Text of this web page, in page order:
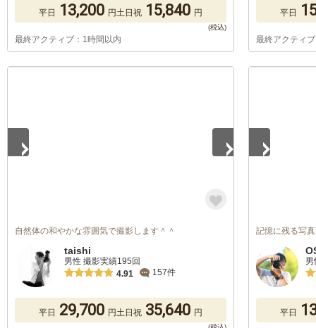
平日 13,200 円土日祝 15,840 円
最終アクティブ：1時間以内
平日
最終アクティ
自然体の和やかな雰囲気で撮影します＾＾
taishi
男性 撮影実績195回
4.91
157件
平日 29,700 円土日祝 35,640 円
記憶に残る写
平日